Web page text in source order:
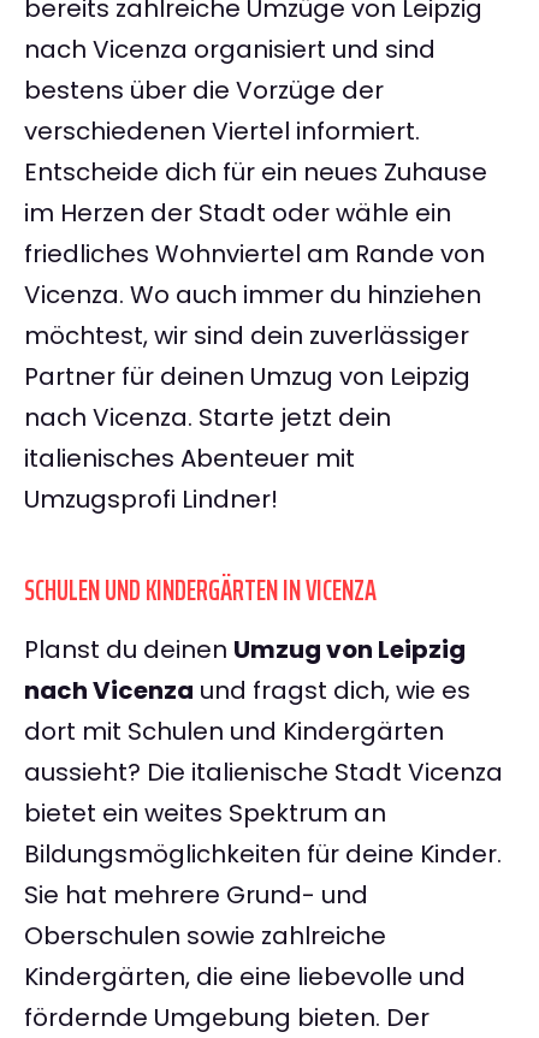
bereits zahlreiche Umzüge von Leipzig
nach Vicenza organisiert und sind
bestens über die Vorzüge der
verschiedenen Viertel informiert.
Entscheide dich für ein neues Zuhause
im Herzen der Stadt oder wähle ein
friedliches Wohnviertel am Rande von
Vicenza. Wo auch immer du hinziehen
möchtest, wir sind dein zuverlässiger
Partner für deinen Umzug von Leipzig
nach Vicenza. Starte jetzt dein
italienisches Abenteuer mit
Umzugsprofi Lindner!
SCHULEN UND KINDERGÄRTEN IN VICENZA
Planst du deinen Umzug von Leipzig
nach Vicenza und fragst dich, wie es
dort mit Schulen und Kindergärten
aussieht? Die italienische Stadt Vicenza
bietet ein weites Spektrum an
Bildungsmöglichkeiten für deine Kinder.
Sie hat mehrere Grund- und
Oberschulen sowie zahlreiche
Kindergärten, die eine liebevolle und
fördernde Umgebung bieten. Der